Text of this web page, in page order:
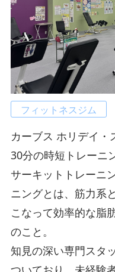
フィットネスジム
カーブス ホリデイ
30分の時短トレーニ
サーキットトレーニ
ニングとは、筋力系
こなって効率的な脂
のこと。
知見の深い専門スタ